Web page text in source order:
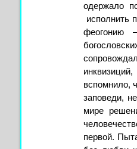
одержало
исполнить
феогонию
вспомнило,
заповеди,
мире
первой.